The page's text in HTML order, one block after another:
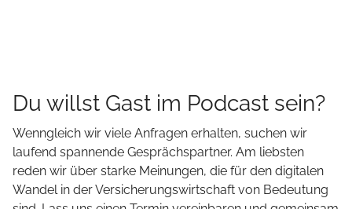
Du willst Gast im Podcast sein?
Wenngleich wir viele Anfragen erhalten, suchen wir
laufend spannende Gesprächspartner. Am liebsten
reden wir über starke Meinungen, die für den digitalen
Wandel in der Versicherungswirtschaft von Bedeutung